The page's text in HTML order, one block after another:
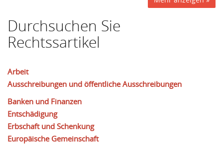
Durchsuchen Sie
Rechtssartikel
Arbeit
Ausschreibungen und öffentliche Ausschreibungen
Banken und Finanzen
Entschädigung
Erbschaft und Schenkung
Europäische Gemeinschaft